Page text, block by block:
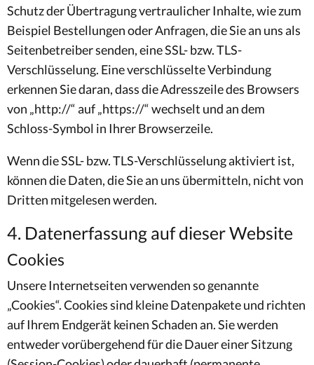
Schutz der Übertragung vertraulicher Inhalte, wie zum
Beispiel Bestellungen oder Anfragen, die Sie an uns als
Seitenbetreiber senden, eine SSL- bzw. TLS-
Verschlüsselung. Eine verschlüsselte Verbindung
erkennen Sie daran, dass die Adresszeile des Browsers
von „http://“ auf „https://“ wechselt und an dem
Schloss-Symbol in Ihrer Browserzeile.
Wenn die SSL- bzw. TLS-Verschlüsselung aktiviert ist,
können die Daten, die Sie an uns übermitteln, nicht von
Dritten mitgelesen werden.
4. Datenerfassung auf dieser Website
Cookies
Unsere Internetseiten verwenden so genannte
„Cookies“. Cookies sind kleine Datenpakete und richten
auf Ihrem Endgerät keinen Schaden an. Sie werden
entweder vorübergehend für die Dauer einer Sitzung